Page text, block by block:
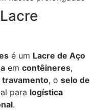
é um Lacre de Aço
em contêineres,
travamento, o selo de
para logística
.